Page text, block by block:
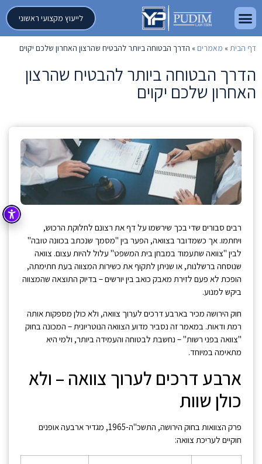
לייעוץ מקצועי ראשוני
דף הבית» מאמרים » הדרך הבטוחה ביותר להבטיח שהרצון האחרון שלכם יקוים
הדרך הבטוחה ביותר להבטיח שהרצון
האחרון שלכם יקוים
רבים סבורים שדי בכך שירשמו על דף את רצונם לחלוקת הרכוש,
ויחתמו. אך כשמדובר בצוואה, הפער בין "מסמך שנכתב בכוונה טובה"
לבין "צוואה שתעמוד במבחן בית המשפט" עלול להיות עצום. צוואה
שנוסחה ברשלנות, או שניתן לתקוף את כשירות המצווה בעת חתימתה,
הופכת לא פעם לזירת מאבק כואב בין יורשים – בדיוק התוצאה שהמצווה
ביקש למנוע.
חוק הירושה מכיר בארבע דרכים לערוך צוואה, ולא כולן מספקות אותה
רמת ודאות. במאמר זה נסביר מדוע הצוואה הנוטריונית – המכונה בחוק
"צוואה בפני רשות" – נחשבת לבטוחה והעמידה ביותר, ולמי היא
מתאימה במיוחד.
ארבע דרכים לערוך צוואה – ולא
כולן שוות
פרק הצוואות בחוק הירושה, התשכ"ה-1965, מגדיר ארבעה אופנים
חוקיים לעריכת צוואה: